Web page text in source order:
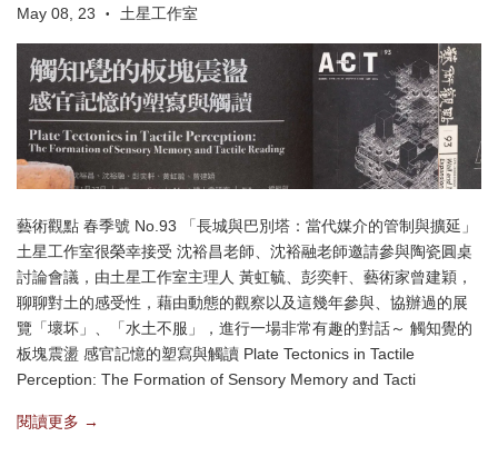
May 08, 23 • 土星工作室
藝術觀點 春季號 No.93 「長城與巴別塔：當代媒介的管制與擴延」
土星工作室很榮幸接受 沈裕昌老師、沈裕融老師邀請參與陶瓷圓桌
討論會議，由土星工作室主理人 黃虹毓、彭奕軒、藝術家曾建穎，
聊聊對土的感受性，藉由動態的觀察以及這幾年參與、協辦過的展
覽「壞坏」、「水土不服」，進行一場非常有趣的對話～ 觸知覺的
板塊震盪 感官記憶的塑寫與觸讀 Plate Tectonics in Tactile
Perception: The Formation of Sensory Memory and Tacti
閱讀更多 →